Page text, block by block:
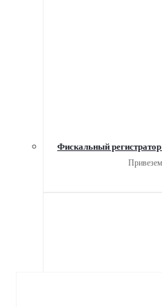
Фискальный